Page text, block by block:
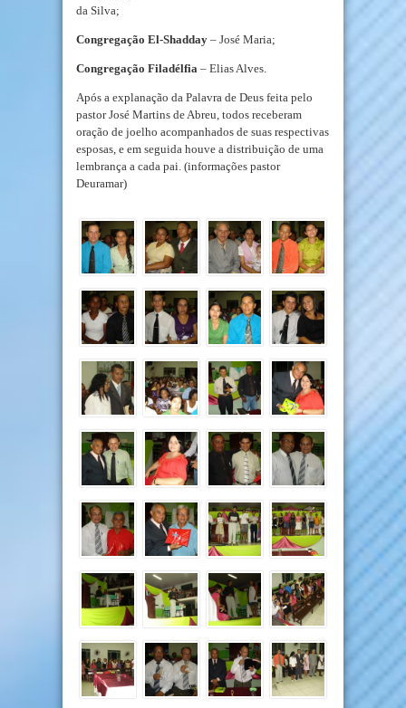
da Silva;
Congregação El-Shadday – José Maria;
Congregação Filadélfia – Elias Alves.
Após a explanação da Palavra de Deus feita pelo
pastor José Martins de Abreu, todos receberam
oração de joelho acompanhados de suas respectivas
esposas, e em seguida houve a distribuição de uma
lembrança a cada pai. (informações pastor
Deuramar)